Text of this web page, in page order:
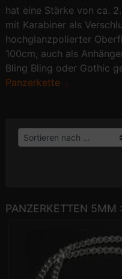
hat eine Stärke von ca.
mit Karabiner als
hochglanzpolierter
100cm, auch als
Bling Bling oder Gothic
Panzerkette
PANZERKETTEN 5MM